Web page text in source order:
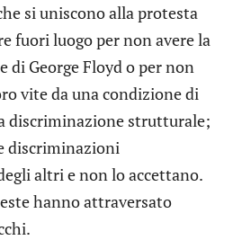
si uniscono alla protesta
fuori luogo per non avere la
di George Floyd o per non
vite da una condizione di
discriminazione strutturale;
discriminazioni
altri e non lo accettano.
hanno attraversato